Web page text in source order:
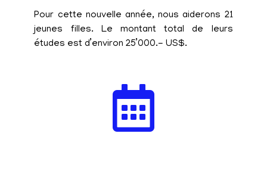
Pour cette nouvelle année, nous aiderons 21
jeunes filles. Le montant total de leurs
études est d’environ 25’000.- US$.